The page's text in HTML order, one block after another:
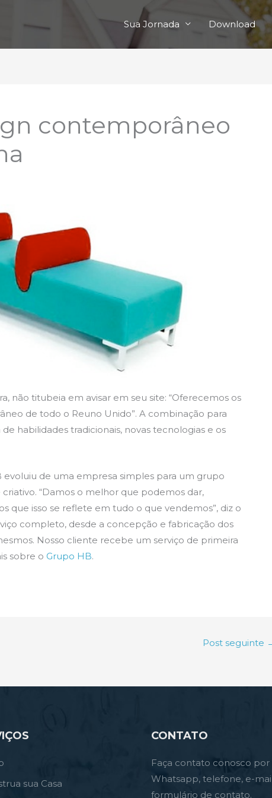
Sua Jornada Download
contemporâneo
não titubeia em avisar em seu site: “Oferecemos os
de todo o Reuno Unido”. A combinação para
habilidades tradicionais, novas tecnologias e os
evoluiu de uma empresa simples para um grupo
“Damos o melhor que podemos dar,
que isso se reflete em tudo o que vendemos”, diz o
completo, desde a concepção e fabricação dos
Nosso cliente recebe um serviço de primeira
sobre o Grupo HB.
Post seguinte
sua Casa
CONTATO
Faça contato conosco por
Whatsapp, telefone, e-
formulário de contato.